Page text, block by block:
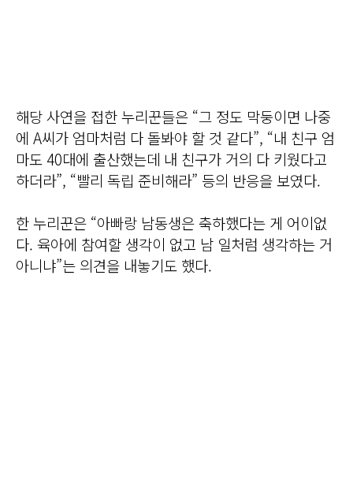
해당 사연을 접한 누리꾼들은 “그 정도 막둥이면 나중
에 A씨가 엄마처럼 다 돌봐야 할 것 같다”, “내 친구 엄
마도 40대에 출산했는데 내 친구가 거의 다 키웠다고
하더라”, “빨리 독립 준비해라” 등의 반응을 보였다.
한 누리꾼은 “아빠랑 남동생은 축하했다는 게 어이없
다. 육아에 참여할 생각이 없고 남 일처럼 생각하는 거
아니냐”는 의견을 내놓기도 했다.